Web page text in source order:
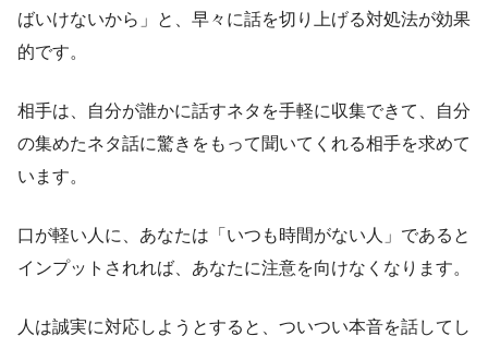
ばいけないから」と、早々に話を切り上げる対処法が効果
的です。
相手は、自分が誰かに話すネタを手軽に収集できて、自分
の集めたネタ話に驚きをもって聞いてくれる相手を求めて
います。
口が軽い人に、あなたは「いつも時間がない人」であると
インプットされれば、あなたに注意を向けなくなります。
人は誠実に対応しようとすると、ついつい本音を話してし